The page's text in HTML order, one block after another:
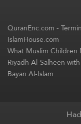
QuranEnc.com-
IslamHouse.com
What Muslim Children
Riyadh Al-Salheen
Bayan Al-Islam